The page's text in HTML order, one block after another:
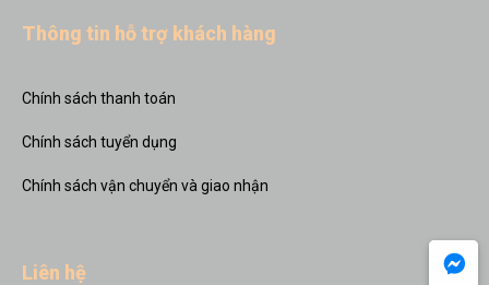
Thông tin hỗ trợ khách hàng
Chính sách thanh toán
Chính sách tuyển dụng
Chính sách vận chuyển và giao nhận
Liên hệ